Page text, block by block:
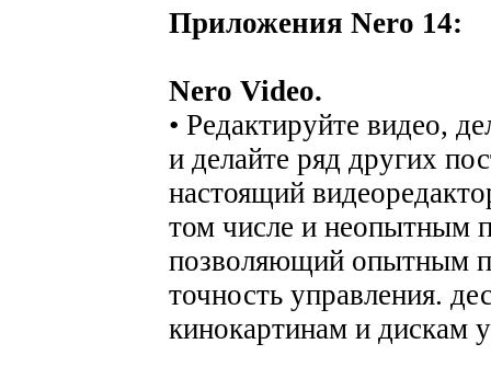
Приложения Nero 14:
Nero Video.
• Редактируйте видео,
и делайте ряд других
настоящий
том числе и неопытным
позволяющий опытным
точность управления.
кинокартинам и дискам